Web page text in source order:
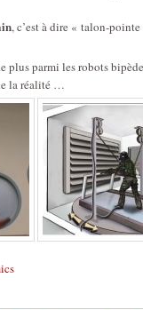
, c’est à dire « talon-
plus parmi les robots
la réalité …